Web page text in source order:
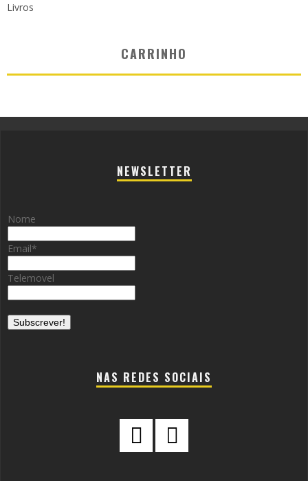
Livros
CARRINHO
NEWSLETTER
Nome
Email*
Telemovel
NAS REDES SOCIAIS